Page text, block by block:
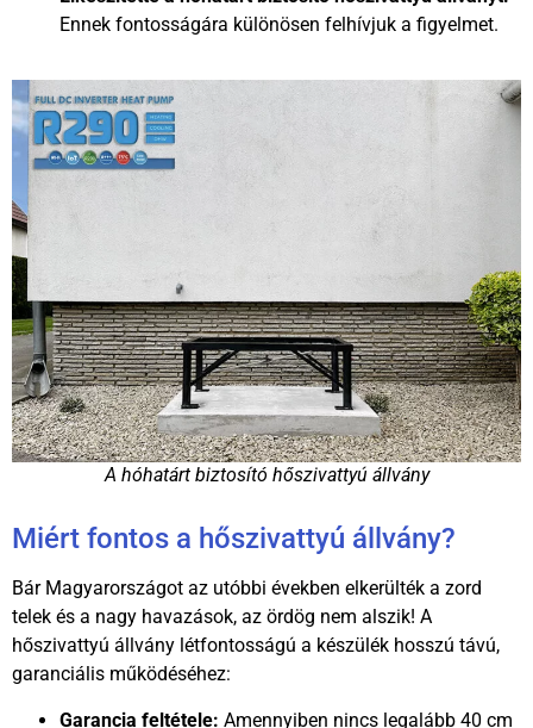
Ennek fontosságára különösen felhívjuk a figyelmet.
A hóhatárt biztosító hőszivattyú állvány
Miért fontos a hőszivattyú állvány?
Bár Magyarországot az utóbbi években elkerülték a zord
telek és a nagy havazások, az ördög nem alszik! A
hőszivattyú állvány létfontosságú a készülék hosszú távú,
garanciális működéséhez:
Garancia feltétele: Amennyiben nincs legalább 40 cm